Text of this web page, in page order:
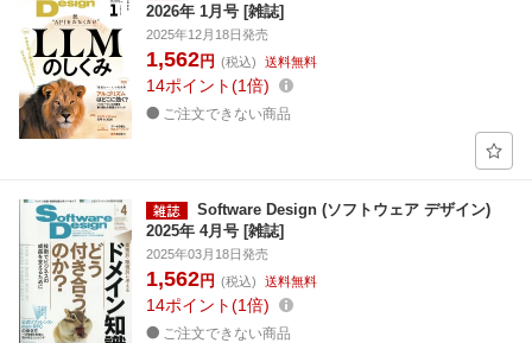
2026年 1月号 [雑誌]
2025年12月18日発売
1,562円 (税込) 送料無料
14ポイント 1倍
ご注文できない商品
Software Design (ソフトウェア デザイン)
2025年 4月号 [雑誌]
2025年03月18日発売
1,562円 (税込) 送料無料
14ポイント 1倍
ご注文できない商品